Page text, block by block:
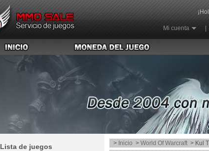
Mi cuenta
Lista de juegos > Inicio > World Of Warcraft > Kul